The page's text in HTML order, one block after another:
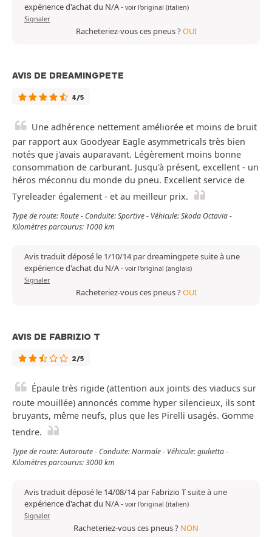
expérience d'achat du N/A- voir l'original (italien)
Signaler
Racheteriez-vous ces pneus ?OUI
AVIS DE DREAMINGPETE
4/5
Une adhérence nettement améliorée et moins de bruit
par rapport aux Goodyear Eagle asymmetricals très bien
notés que j'avais auparavant. Légèrement moins bonne
consommation de carburant. Jusqu'à présent, excellent - un
héros méconnu du monde du pneu. Excellent service de
Tyreleader également - et au meilleur prix.
Type de route: Route - Conduite: Sportive - Véhicule: Skoda Octavia -
Kilomètres parcourus: 1000 km
Avis traduit déposé le 1/10/14 par dreamingpete suite à une
expérience d'achat du N/A- voir l'original (anglais)
Signaler
Racheteriez-vous ces pneus ?OUI
AVIS DE FABRIZIO T
2/5
Épaule très rigide (attention aux joints des viaducs sur
route mouillée) annoncés comme hyper silencieux, ils sont
bruyants, même neufs, plus que les Pirelli usagés. Gomme
tendre.
Type de route: Autoroute - Conduite: Normale - Véhicule: giulietta -
Kilomètres parcourus: 3000 km
Avis traduit déposé le 14/08/14 par Fabrizio T suite à une
expérience d'achat du N/A- voir l'original (italien)
Signaler
Racheteriez-vous ces pneus ? NON